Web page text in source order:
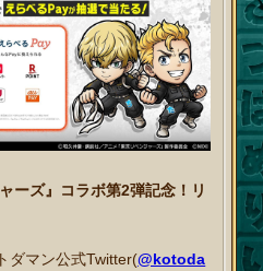
ーズ』コラボ第2弾記念！リ
ダマン公式Twitter(@kotoda